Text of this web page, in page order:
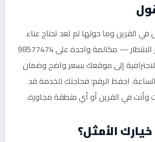
القرين وما حولها لم تعد تحتاج عناء
الكراجات وطوابير الانتظار — مكالمة واحدة على 98577474
إلى موقعك بسعر واضح وضمان
احفظ الرقم؛ فحاجتك للخدمة قد
في القرين أو أي منطقة مجاورة.
الأمثل؟